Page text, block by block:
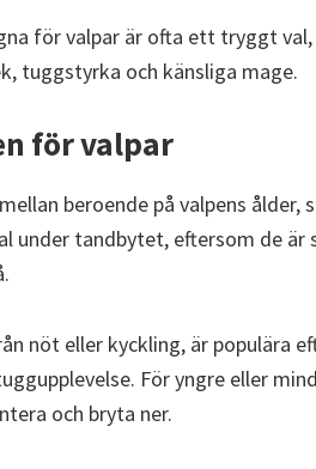
för valpar är ofta ett tryggt
tuggstyrka och känsliga mage.
för valpar
beroende på valpens ålder,
under tandbytet, eftersom de är
nöt eller kyckling, är populära
För yngre eller
och bryta ner.